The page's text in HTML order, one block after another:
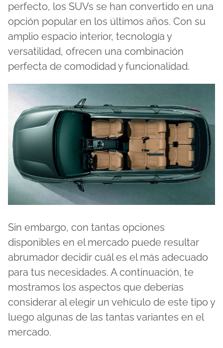
perfecto, los SUVs se han convertido en una
opción popular en los últimos años. Con su
amplio espacio interior, tecnología y
versatilidad, ofrecen una combinación
perfecta de comodidad y funcionalidad.
Sin embargo, con tantas opciones
disponibles en el mercado puede resultar
abrumador decidir cuál es el más adecuado
para tus necesidades. A continuación, te
mostramos los aspectos que deberías
considerar al elegir un vehículo de este tipo y
luego algunas de las tantas variantes en el
mercado.